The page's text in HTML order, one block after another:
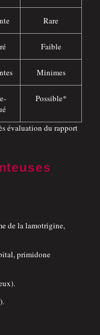
Rare
Faible
Minimes
Possible*
évaluation du rapport
de la lamotrigine,
primidone